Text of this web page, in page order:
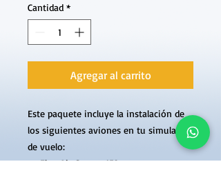
Cantidad *
Agregar al carrito
Este paquete incluye la instalación de
los siguientes aviones en tu simulador
de vuelo:
- vFlyteAir Cessna 152